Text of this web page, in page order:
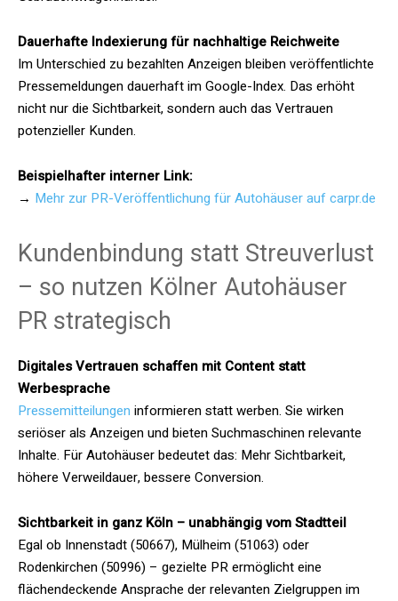
Dauerhafte Indexierung für nachhaltige Reichweite
Im Unterschied zu bezahlten Anzeigen bleiben veröffentlichte
Pressemeldungen dauerhaft im Google-Index. Das erhöht
nicht nur die Sichtbarkeit, sondern auch das Vertrauen
potenzieller Kunden.
Beispielhafter interner Link:
→ Mehr zur PR-Veröffentlichung für Autohäuser auf carpr.de
Kundenbindung statt Streuverlust
– so nutzen Kölner Autohäuser
PR strategisch
Digitales Vertrauen schaffen mit Content statt
Werbesprache
Pressemitteilungen informieren statt werben. Sie wirken
seriöser als Anzeigen und bieten Suchmaschinen relevante
Inhalte. Für Autohäuser bedeutet das: Mehr Sichtbarkeit,
höhere Verweildauer, bessere Conversion.
Sichtbarkeit in ganz Köln – unabhängig vom Stadtteil
Egal ob Innenstadt (50667), Mülheim (51063) oder
Rodenkirchen (50996) – gezielte PR ermöglicht eine
flächendeckende Ansprache der relevanten Zielgruppen im